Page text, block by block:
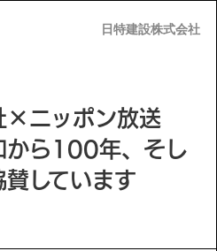
日特建設株式会社
日特建設株式会社
×ニッポン放送
から100年、そし
しています